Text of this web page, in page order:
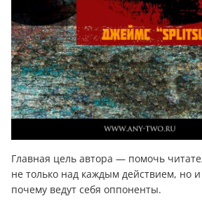
Главная цель автора — помочь
не только над каждым действием, но
почему ведут себя оппоненты.